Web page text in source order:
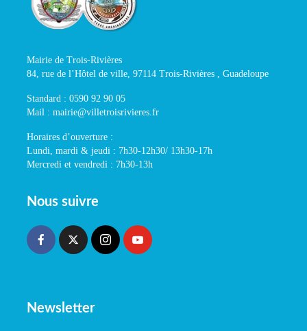
Mairie de Trois-Rivières
84, rue de l’Hôtel de ville, 97114 Trois-Rivières , Guadeloupe
Standard : 0590 92 90 05
Mail : mairie@villetroisrivieres.fr
Horaires d’ouverture :
Lundi, mardi & jeudi : 7h30-12h30/ 13h30-17h
Mercredi et vendredi : 7h30-13h
Nous suivre
Newsletter